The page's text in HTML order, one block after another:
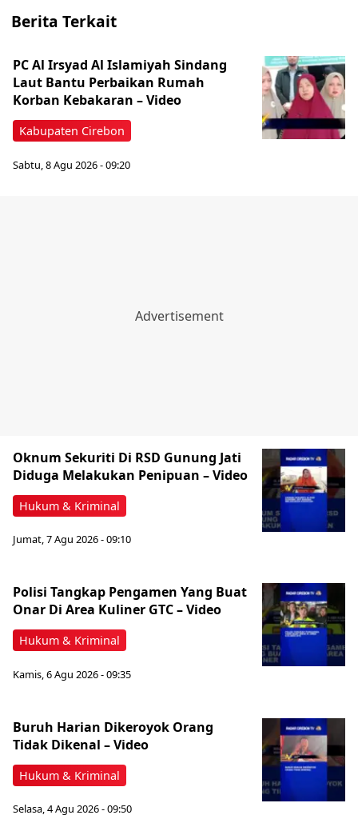
Berita Terkait
Kabupaten Cirebon
PC Al Irsyad Al Islamiyah Sindang
Laut Bantu Perbaikan Rumah
Korban Kebakaran – Video
Sabtu, 8 Agu 2026 - 09:20
Hukum & Kriminal
Oknum Sekuriti Di RSD Gunung Jati
Diduga Melakukan Penipuan – Video
Jumat, 7 Agu 2026 - 09:10
Hukum & Kriminal
Polisi Tangkap Pengamen Yang Buat
Onar Di Area Kuliner GTC – Video
Kamis, 6 Agu 2026 - 09:35
Hukum & Kriminal
Buruh Harian Dikeroyok Orang
Tidak Dikenal – Video
Selasa, 4 Agu 2026 - 09:50